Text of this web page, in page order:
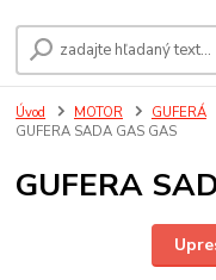
Úvod MOTOR GUFERÁ
GUFERA SADA GAS GAS
GUFERA